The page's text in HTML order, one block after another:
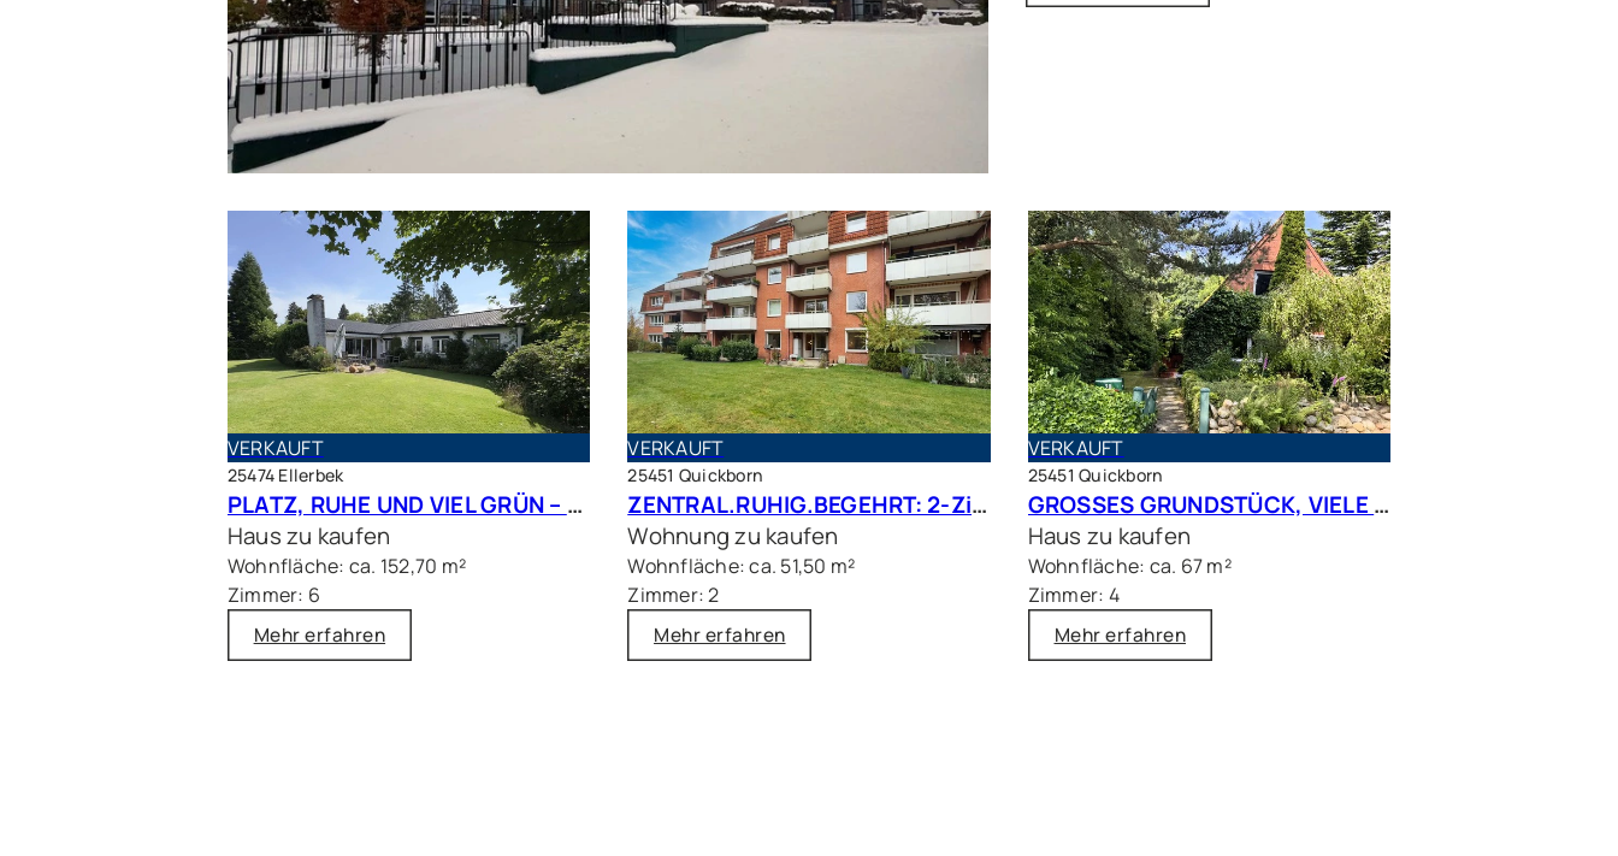
VERKAUFT
25474 Ellerbek
PLATZ, RUHE UND VIEL GRÜN – großer Bungalow mit Traumgrundstück in bester Lage
Haus zu kaufen
Wohnfläche: ca. 152,70 m²
Zimmer: 6
Mehr erfahren
VERKAUFT
25451 Quickborn
ZENTRAL.RUHIG.BEGEHRT: 2-Zimmer Terrassenwohnung in beliebter Wohnlage
Wohnung zu kaufen
Wohnfläche: ca. 51,50 m²
Zimmer: 2
Mehr erfahren
VERKAUFT
25451 Quickborn
GROSSES GRUNDSTÜCK, VIELE MÖGLICHKEITEN – Charmantes Siedlungshaus in Top Lage
Haus zu kaufen
Wohnfläche: ca. 67 m²
Zimmer: 4
Mehr erfahren